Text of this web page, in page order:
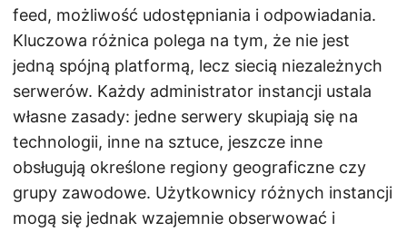
feed, możliwość udostępniania i odpowiadania.
Kluczowa różnica polega na tym, że nie jest
jedną spójną platformą, lecz siecią niezależnych
serwerów. Każdy administrator instancji ustala
własne zasady: jedne serwery skupiają się na
technologii, inne na sztuce, jeszcze inne
obsługują określone regiony geograficzne czy
grupy zawodowe. Użytkownicy różnych instancji
mogą się jednak wzajemnie obserwować i